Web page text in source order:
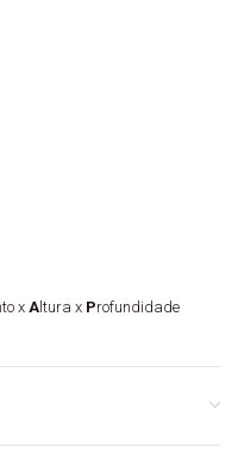
xAltura x Profundidade